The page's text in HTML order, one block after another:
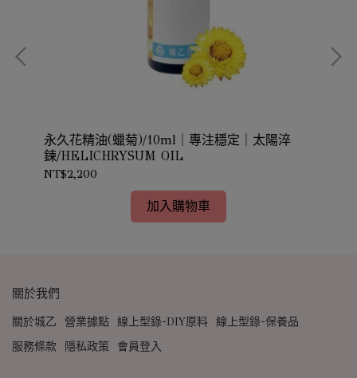
永久花精油(蠟菊)/10ml｜專注穩定｜太陽淬
鍊/HELICHRYSUM OIL
NT$2,200
加入購物車
關於我們
關於城乙 營業據點 線上型錄-DIY原料 線上型錄-保養品
服務條款
隱私政策 會員登入